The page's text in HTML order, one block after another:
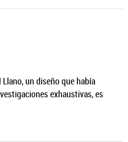
un diseño que había
exhaustivas, es